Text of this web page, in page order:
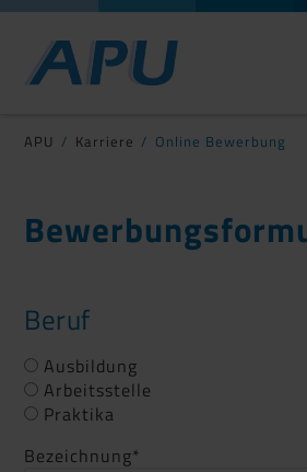
APU Karriere Online Bewerbung
Beruf
Ausbildung
Arbeitsstelle
Praktika
Bezeichnung*